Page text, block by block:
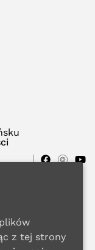
z tej strony